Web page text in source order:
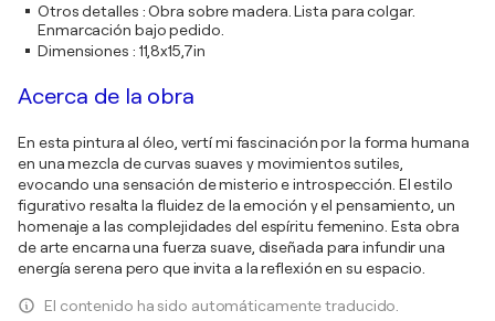
Otros detalles :Obra sobre madera. Lista para colgar.
Enmarcación bajo pedido.
Dimensiones : 11,8x15,7in
Acerca de la obra
En esta pintura al óleo, vertí mi fascinación por la forma humana
en una mezcla de curvas suaves y movimientos sutiles,
evocando una sensación de misterio e introspección. El estilo
figurativo resalta la fluidez de la emoción y el pensamiento, un
homenaje a las complejidades del espíritu femenino. Esta obra
de arte encarna una fuerza suave, diseñada para infundir una
energía serena pero que invita a la reflexión en su espacio.
El contenido ha sido automáticamente traducido.